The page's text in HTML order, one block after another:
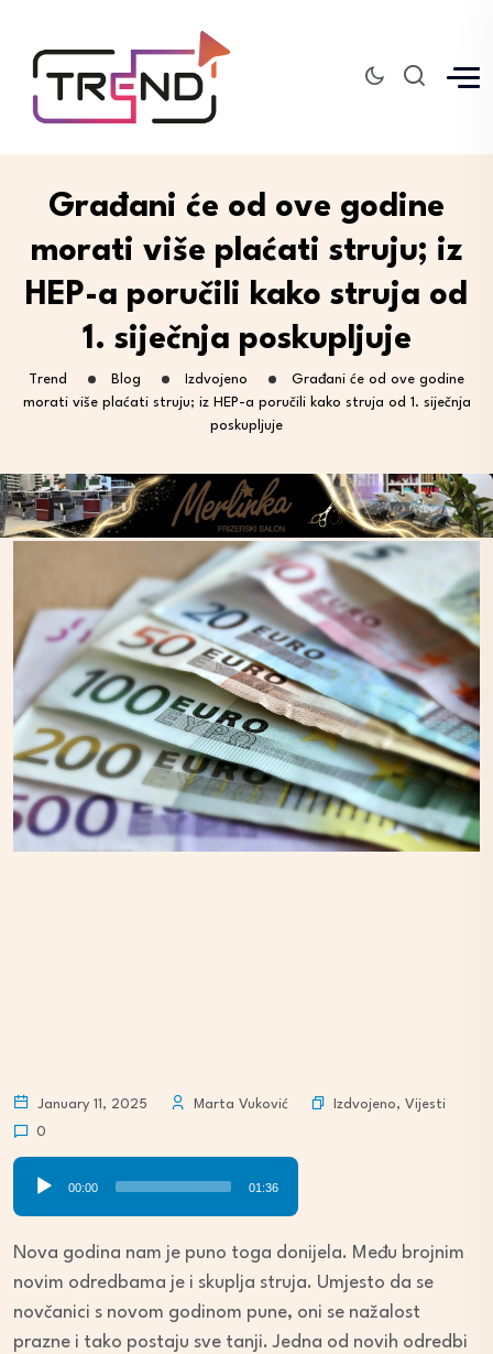
Građani će od ove godine
morati više plaćati struju; iz
HEP-a poručili kako struja od
1. siječnja poskupljuje
Trend Blog Izdvojeno
Građani će od ove godine
morati više plaćati struju; iz HEP-a poručili kako struja od 1. siječnja
poskupljuje
January 11, 2025 Marta Vuković Izdvojeno, Vijesti
0
Audio
Player
00:00 01:36
Nova godina nam je puno toga donijela. Među brojnim
novim odredbama je i skuplja struja. Umjesto da se
novčanici s novom godinom pune, oni se nažalost
prazne i tako postaju sve tanji. Jedna od novih odredbi